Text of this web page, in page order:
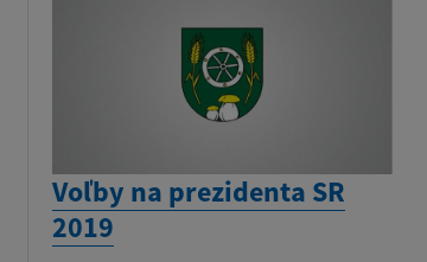
Voľby na prezidenta SR
2019